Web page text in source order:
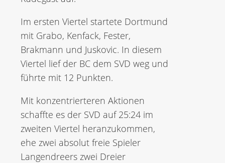
Im ersten Viertel startete Dortmund
mit Grabo, Kenfack, Fester,
Brakmann und Juskovic. In diesem
Viertel lief der BC dem SVD weg und
führte mit 12 Punkten.
Mit konzentrierteren Aktionen
schaffte es der SVD auf 25:24 im
zweiten Viertel heranzukommen,
ehe zwei absolut freie Spieler
Langendreers zwei Dreier